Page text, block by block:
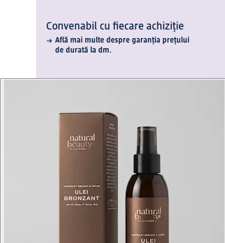
Convenabil cu fiecare achiziție
Află mai multe despre garanția prețului
de durată la dm.